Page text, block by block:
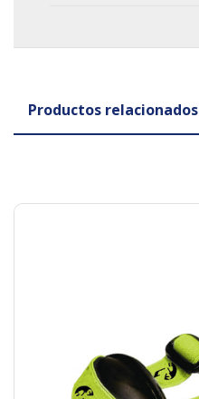
Productos relacionados